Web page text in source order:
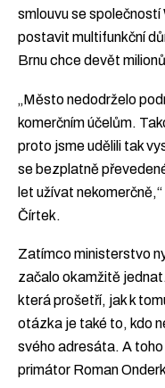
smlouvu se
postavit multifunkční
Brnu chce devět
„Město nedodrželo
komerčním účelům.
proto jsme udělili tak
se bezplatně
let užívat
Čírtek.
Zatímco ministerstvo
začalo okamžitě
která prošetří, jak k
otázka je také to, kdo
svého adresáta. A
primátor Roman